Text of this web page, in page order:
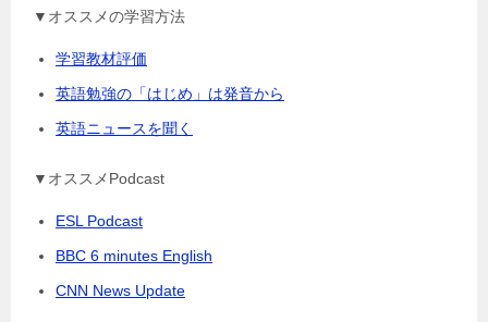
▼オススメの学習方法
学習教材評価
英語勉強の「はじめ」は発音から
英語ニュースを聞く
▼オススメPodcast
ESL Podcast
BBC 6 minutes English
CNN News Update